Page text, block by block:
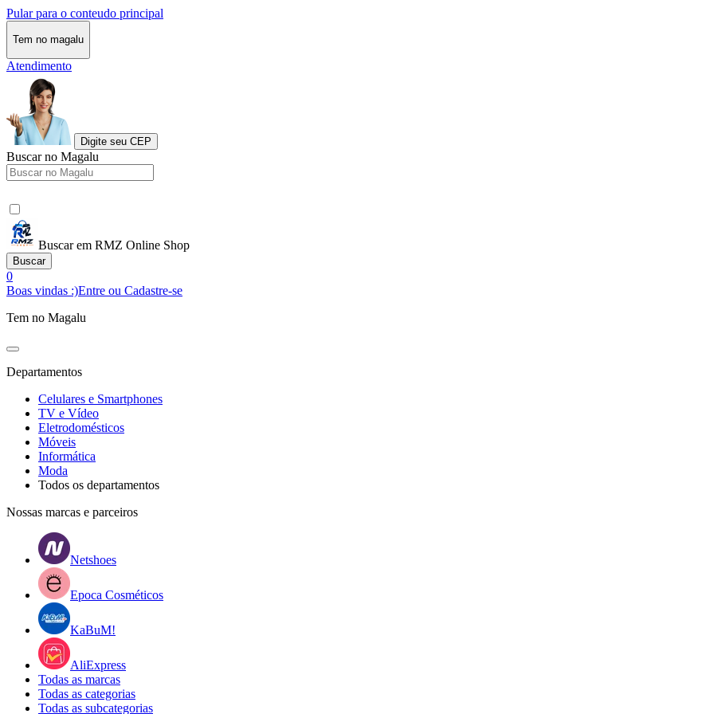
Pular para o conteudo principal
Tem no magalu
Atendimento
Digite seu CEP
Buscar no Magalu
Buscar em RMZ Online Shop
Buscar
0
Boas vindas :)Entre ou Cadastre-se
Tem no Magalu
Departamentos
Celulares e Smartphones
TV e Vídeo
Eletrodomésticos
Móveis
Informática
Moda
Todos os departamentos
Nossas marcas e parceiros
Netshoes
Epoca Cosméticos
KaBuM!
AliExpress
Todas as marcas
Todas as categorias
Todas as subcategorias